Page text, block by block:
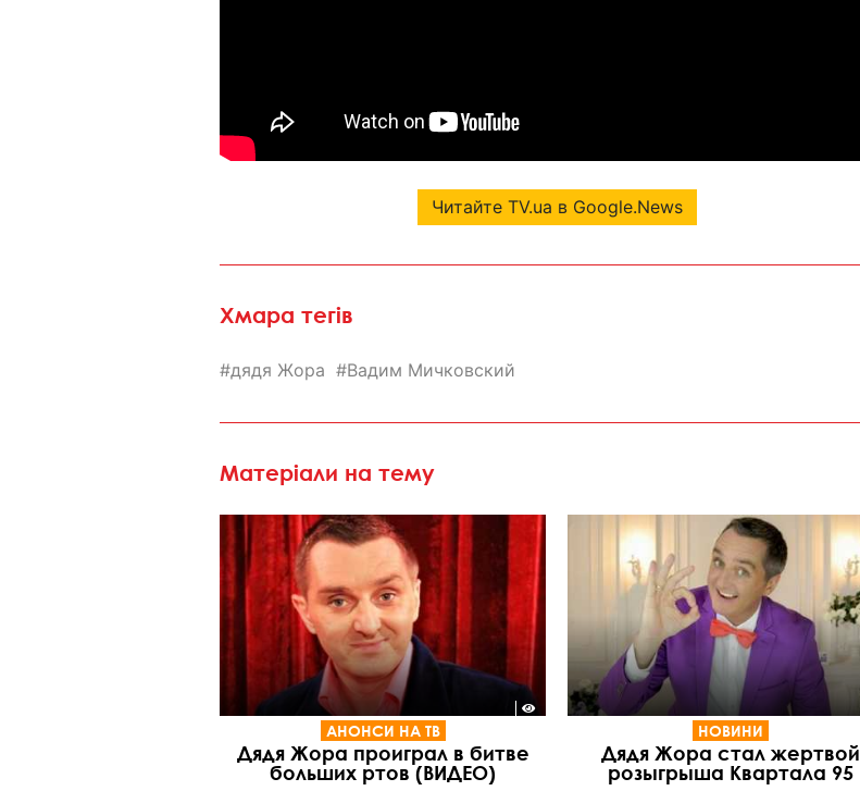
Читайте TV.ua в Google.News
Хмара тегів
дядя Жора Вадим Мичковский
Матеріали на тему
АНОНСИ НА ТВ
Дядя Жора проиграл в битве
больших ртов (ВИДЕО)
НОВИНИ
Дядя Жора стал жертвой
розыгрыша Квартала 95